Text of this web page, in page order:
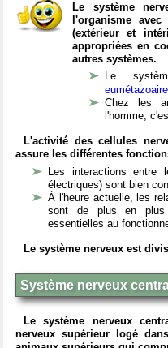
Le système
l'organisme
(extérieur et
appropriées en
autres systèmes.
Le
Chez les
l'homme,
L'activité des cellules
assure les différentes
Les interactions entre
électriques) sont bien
À l'heure actuelle, les
sont de plus en plus
essentielles au
Le système nerveux est
Système nerveux
Le système nerveux
nerveux supérieur logé